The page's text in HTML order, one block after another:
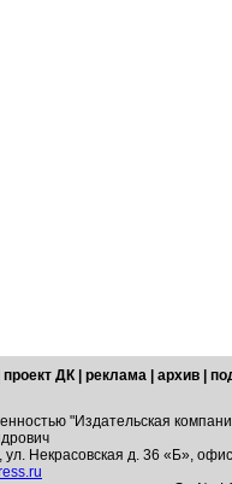
проект ДК реклама архив
"Издательская
Некрасовская д. 36 «Б»,